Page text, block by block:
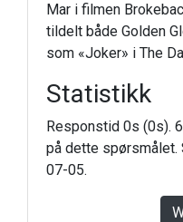
Mar i filmen
tildelt både Golden
som «Joker» i The
Statistikk
Responstid 0s (0s).
på dette spørsmålet.
07-05.